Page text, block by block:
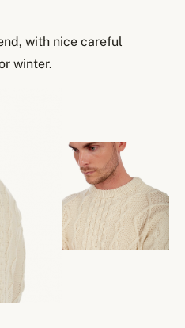
with nice careful
winter.